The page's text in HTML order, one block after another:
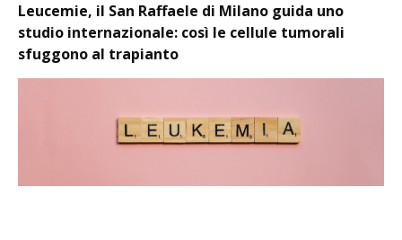
Leucemie, il San Raffaele di Milano guida uno
studio internazionale: così le cellule tumorali
sfuggono al trapianto